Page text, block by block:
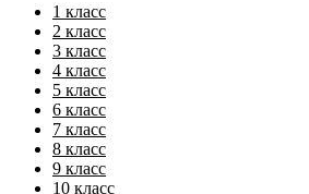
1 класс
2 класс
3 класс
4 класс
5 класс
6 класс
7 класс
8 класс
9 класс
10 класс